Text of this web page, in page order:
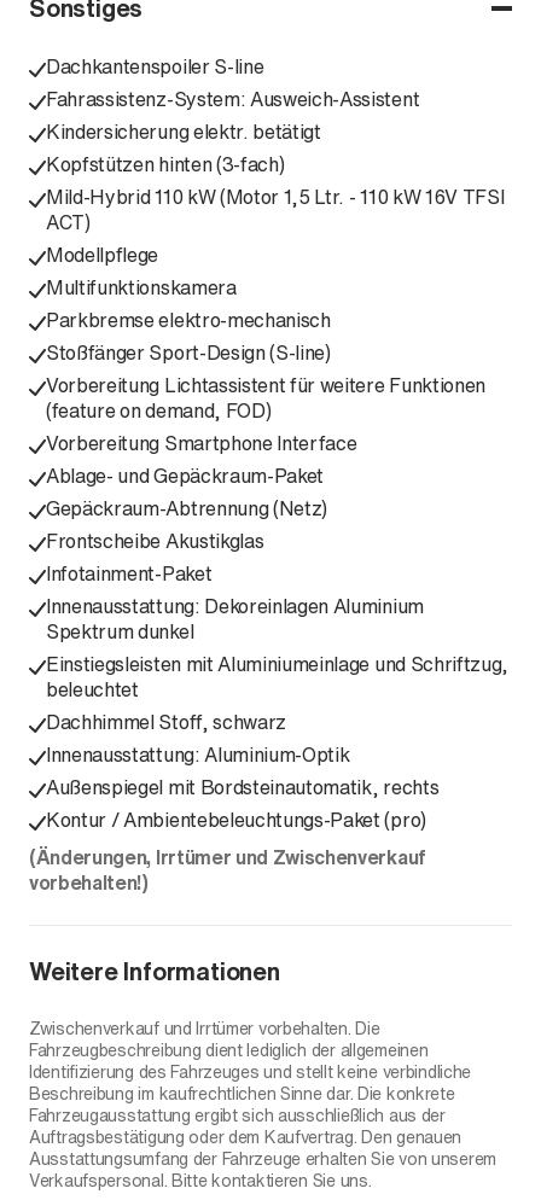
Sonstiges
Dachkantenspoiler S-line
Fahrassistenz-System: Ausweich-Assistent
Kindersicherung elektr. betätigt
Kopfstützen hinten (3-fach)
Mild-Hybrid 110 kW (Motor 1,5 Ltr. - 110 kW 16V TFSI
ACT)
Modellpflege
Multifunktionskamera
Parkbremse elektro-mechanisch
Stoßfänger Sport-Design (S-line)
Vorbereitung Lichtassistent für weitere Funktionen
(feature on demand, FOD)
Vorbereitung Smartphone Interface
Ablage- und Gepäckraum-Paket
Gepäckraum-Abtrennung (Netz)
Frontscheibe Akustikglas
Infotainment-Paket
Innenausstattung: Dekoreinlagen Aluminium
Spektrum dunkel
Einstiegsleisten mit Aluminiumeinlage und Schriftzug,
beleuchtet
Dachhimmel Stoff, schwarz
Innenausstattung: Aluminium-Optik
Außenspiegel mit Bordsteinautomatik, rechts
Kontur / Ambientebeleuchtungs-Paket (pro)
(Änderungen, Irrtümer und Zwischenverkauf
vorbehalten!)
Weitere Informationen
Zwischenverkauf und Irrtümer vorbehalten. Die
Fahrzeugbeschreibung dient lediglich der allgemeinen
Identifizierung des Fahrzeuges und stellt keine verbindliche
Beschreibung im kaufrechtlichen Sinne dar. Die konkrete
Fahrzeugausstattung ergibt sich ausschließlich aus der
Auftragsbestätigung oder dem Kaufvertrag. Den genauen
Ausstattungsumfang der Fahrzeuge erhalten Sie von unserem
Verkaufspersonal. Bitte kontaktieren Sie uns.